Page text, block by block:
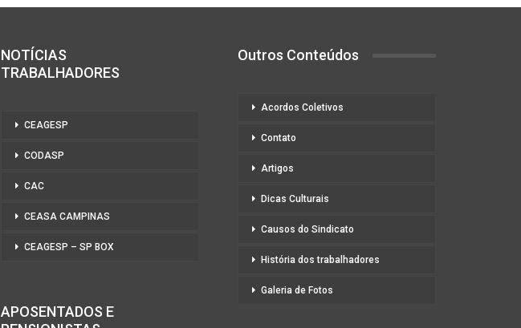
NOTÍCIAS
TRABALHADORES
CEAGESP
CODASP
CAC
CEASA CAMPINAS
CEAGESP – SP BOX
APOSENTADOS E
Outros Conteúdos
Acordos Coletivos
Contato
Artigos
Dicas Culturais
Causos do Sindicato
História dos trabalhadores
Galeria de Fotos